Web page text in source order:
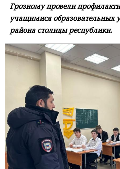
Грозному провели
учащимися образовательных
района столицы республики.